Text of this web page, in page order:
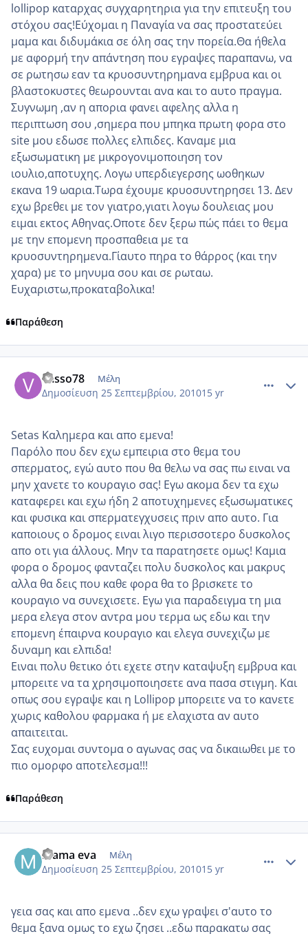
lollipop καταρχας συγχαρητηρια για την επιτευξη του
στόχου σας!Εύχομαι η Παναγία να σας προστατεύει
μαμα και διδυμάκια σε όλη σας την πορεία.Θα ήθελα
με αφορμή την απάντηση που εγραψες παραπανω, να
σε ρωτησω εαν τα κρυοσυντηρημανα εμβρυα και οι
βλαστοκυστες θεωρουνται ανα και το αυτο πραγμα.
Συγνωμη ,αν η απορια φανει αφελης αλλα η
περιπτωση σου ,σημερα που μπηκα πρωτη φορα στο
site μου εδωσε πολλες ελπιδες. Καναμε μια
εξωσωματικη με μικρογονιμοποιηση τον
ιουλιο,αποτυχης. Λογω υπερδιεγερσης ωοθηκων
εκανα 19 ωαρια.Τωρα έχουμε κρυοσυντηρησει 13. Δεν
εχω βρεθει με τον γιατρο,γιατι λογω δουλειας μου
ειμαι εκτος Αθηνας.Οποτε δεν ξερω πώς πάει το θεμα
με την επομενη προσπαθεια με τα
κρυοσυντηρημενα.Γι΄αυτο πηρα το θάρρος (και την
χαρα) με το μηνυμα σου και σε ρωταω.
Ευχαριστω,προκαταβολικα!
Παράθεση
vasso78 Μέλη
Δημοσίευση 25 Σεπτεμβρίου, 201015 yr
Setas Καλημερα και απο εμενα!
Παρόλο που δεν εχω εμπειρια στο θεμα του
σπερματος, εγώ αυτο που θα θελω να σας πω ειναι να
μην χανετε το κουραγιο σας! Εγω ακομα δεν τα εχω
καταφερει και εχω ήδη 2 αποτυχημενες εξωσωματικες
και φυσικα και σπερματεγχυσεις πριν απο αυτο. Για
καποιους ο δρομος ειναι λιγο περισσοτερο δυσκολος
απο οτι για άλλους. Μην τα παρατησετε ομως! Καμια
φορα ο δρομος φανταζει πολυ δυσκολος και μακρυς
αλλα θα δεις που καθε φορα θα το βρισκετε το
κουραγιο να συνεχισετε. Εγω για παραδειγμα τη μια
μερα ελεγα στον αντρα μου τερμα ως εδω και την
επομενη έπαιρνα κουραγιο και ελεγα συνεχιζω με
δυναμη και ελπιδα!
Ειναι πολυ θετικο ότι εχετε στην καταψυξη εμβρυα και
μπορειτε να τα χρησιμοποιησετε ανα πασα στιγμη. Και
οπως σου εγραψε και η Lollipop μπορειτε να το κανετε
χωρις καθολου φαρμακα ή με ελαχιστα αν αυτο
απαιτειται.
Σας ευχομαι συντομα ο αγωνας σας να δικαιωθει με το
πιο ομορφο αποτελεσμα!!!
Παράθεση
mama eva Μέλη
Δημοσίευση 25 Σεπτεμβρίου, 201015 yr
γεια σας και απο εμενα ..δεν εχω γραψει σ'αυτο το
θεμα ξανα ομως το εχω ζησει ..εδω παρακατω σας